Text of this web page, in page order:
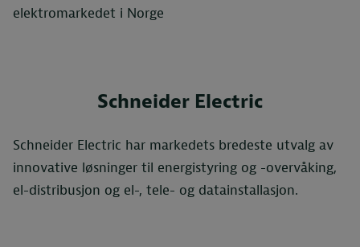
elektromarkedet i Norge
Schneider Electric
Schneider Electric har markedets bredeste utvalg av
innovative løsninger til energistyring og -overvåking,
el-distribusjon og el-, tele- og datainstallasjon.